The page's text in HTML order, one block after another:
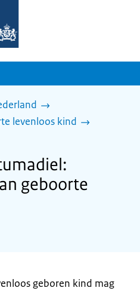
levenloos kind
geboorte
geboren kind mag